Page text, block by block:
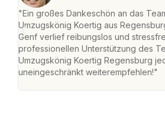
"Ein großes Dankeschön an das
Umzugskönig Koertig aus
Genf verlief reibungslos und
professionellen Unterstützung des
Umzugskönig Koertig Regensburg
uneingeschränkt weiterempfehlen!"